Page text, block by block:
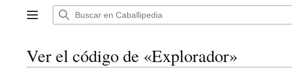
Menú principal
Ver el código de «Explorador»